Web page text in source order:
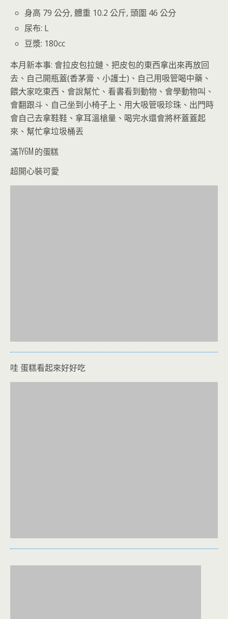
身高 79 公分, 體重 10.2 公斤, 頭圍 46 公分
尿布: L
豆漿: 180cc
本月新本事: 會拉皮包拉鏈、把皮包的東西拿出來再放回
去、自己開瓶蓋(香茅膏、小護士)、自己用吸管喝中藥、
餵大家吃東西、會說幫忙、看書看到動物、會學動物叫、
會翻跟斗、自己坐到小椅子上、用大吸管吸珍珠、出門時
會自己去拿鞋鞋、拿耳溫槍量、喝完水還會將杯蓋蓋起
來、幫忙拿垃圾桶丟
滿1Y6M 的蛋糕
超開心裝可愛
哇 蛋糕看起來好好吃